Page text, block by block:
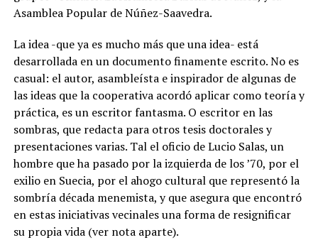
Asamblea Popular de Núñez-Saavedra.
La idea -que ya es mucho más que una idea- está
desarrollada en un documento finamente escrito. No es
casual: el autor, asambleísta e inspirador de algunas de
las ideas que la cooperativa acordó aplicar como teoría y
práctica, es un escritor fantasma. O escritor en las
sombras, que redacta para otros tesis doctorales y
presentaciones varias. Tal el oficio de Lucio Salas, un
hombre que ha pasado por la izquierda de los ’70, por el
exilio en Suecia, por el ahogo cultural que representó la
sombría década menemista, y que asegura que encontró
en estas iniciativas vecinales una forma de resignificar
su propia vida (ver nota aparte).